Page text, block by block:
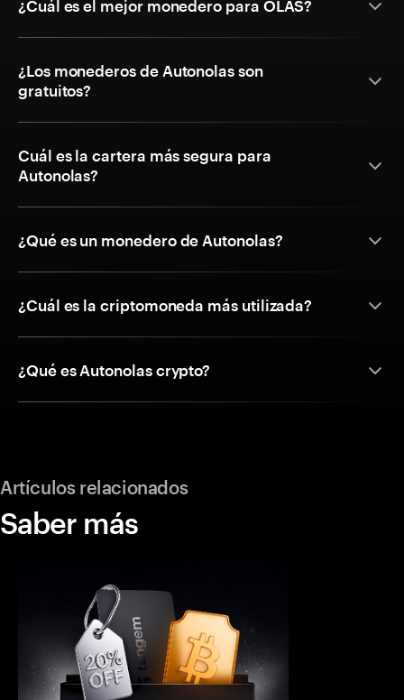
¿Cuál es el mejor monedero para OLAS?
¿Los monederos de Autonolas son
gratuitos?
Cuál es la cartera más segura para
Autonolas?
¿Qué es un monedero de Autonolas?
¿Cuál es la criptomoneda más utilizada?
¿Qué es Autonolas crypto?
Artículos relacionados
Saber más